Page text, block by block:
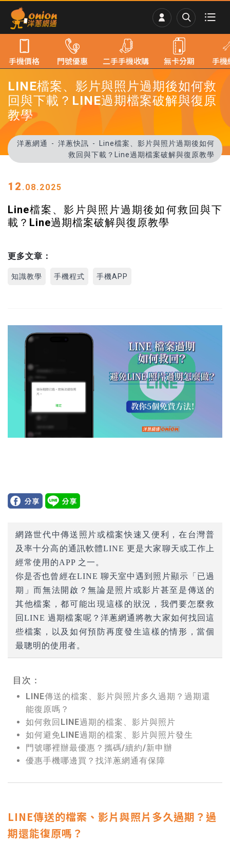
LINE檔案、影片與照片過期後如何救
回與下載？LINE過期檔案破解與復原
教學
洋蔥網通 洋蔥快訊
Line檔案、影片與照片過期後如何
救回與下載？Line過期檔案破解與復原教學
12 .08.2025
Line檔案、影片與照片過期後如何救回與下
載？Line過期檔案破解與復原教學
更多文章：
知識教學 手機程式 手機APP
網路世代中傳送照片或檔案快速又便利，在台灣普
及率十分高的通訊軟體LINE 更是大家聊天或工作上
經常使用的APP 之一。
你是否也曾經在LINE 聊天室中遇到照片顯示「已過
期」而無法開啟？無論是照片或影片甚至是傳送的
其他檔案，都可能出現這樣的狀況，我們要怎麼救
回LINE 過期檔案呢？洋蔥網通將教大家如何找回這
些檔案，以及如何預防再度發生這樣的情形，當個
最聰明的使用者。
目次：
LINE傳送的檔案、影片與照片多久過期？過期還
能復原嗎？
如何救回LINE過期的檔案、影片與照片
如何避免LINE過期的檔案、影片與照片發生
門號哪裡辦最優惠？攜碼/續約/新申辦
優惠手機哪邊買？找洋蔥網通有保障
LINE傳送的檔案、影片與照片多久過期？過
期還能復原嗎？
手機價格 門號優惠 二手手機收購 無卡分期 手機